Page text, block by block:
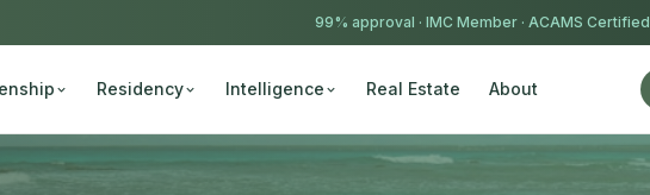
99% approval · IMC Member · ACAMS Certified
Residency Intelligence Real Estate About